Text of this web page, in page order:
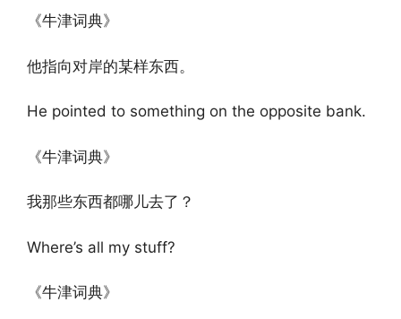
《牛津词典》
他指向对岸的某样东西。
He pointed to something on the opposite bank.
《牛津词典》
我那些东西都哪儿去了？
Where’s all my stuff?
《牛津词典》